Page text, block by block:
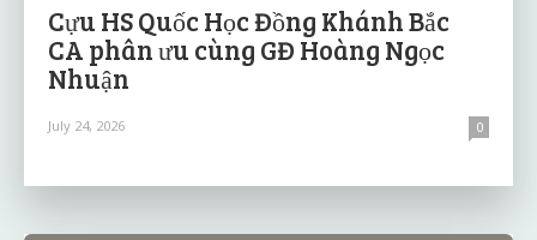
Cựu HS Quốc Học Đồng Khánh Bắc
CA phân ưu cùng GĐ Hoàng Ngọc
Nhuận
July 24, 2026 0